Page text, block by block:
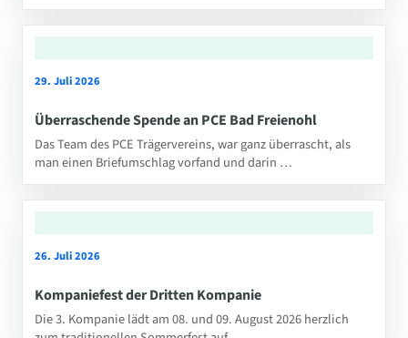
29. Juli 2026
Überraschende Spende an PCE Bad Freienohl
Das Team des PCE Trägervereins, war ganz überrascht, als
man einen Briefumschlag vorfand und darin …
26. Juli 2026
Kompaniefest der Dritten Kompanie
Die 3. Kompanie lädt am 08. und 09. August 2026 herzlich